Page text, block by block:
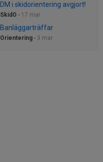
DM i skidorientering avgjort!
SkidO - 17 mar
Banläggarträffar
Orientering - 3 mar